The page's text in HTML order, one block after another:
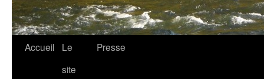
Aller
Accueil
Le
site
Presse